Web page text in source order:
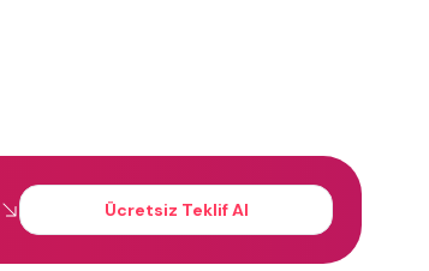
Ücretsiz Teklif Al